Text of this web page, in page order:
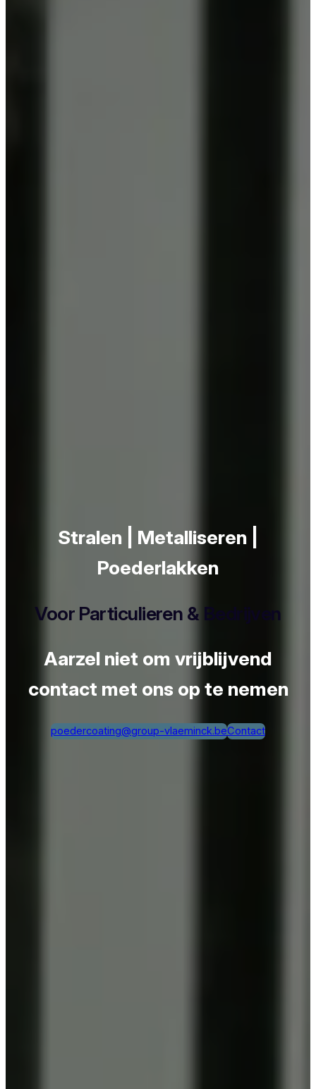
Stralen | Metalliseren |
Poederlakken
Voor Particulieren & Bedrijven
Aarzel niet om vrijblijvend
contact met ons op te nemen
poedercoating@group-vlaeminck.beContact